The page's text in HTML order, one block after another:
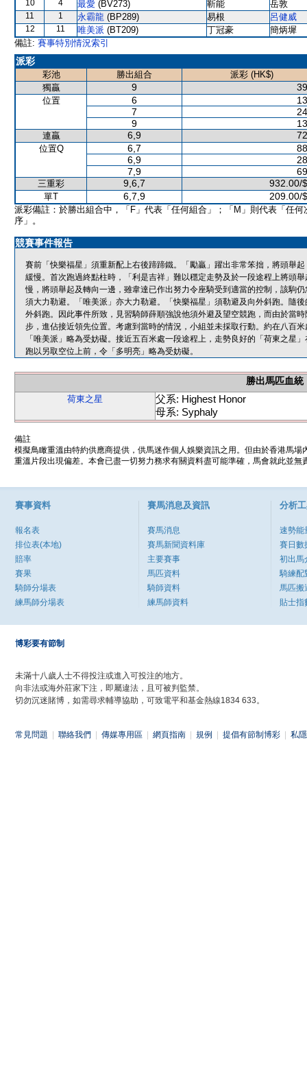
10 4 最愛 (BV273) 靳能 岳敦
11 1 永霸龍 (BP289) 易根 呂健威
12 11 唯美派 (BT209) 丁冠豪
簡炳墀
備註: 賽事特別情況索引
派彩
彩池 勝出組合
派彩 (HK$)
獨贏
9
位置 6
7
9
連贏 6,9
位置Q 6,7
6,9
7,9
三重彩 9,6,7 932.00/
單T 6,7,9 209.00/
派彩備註：於勝出組合中，「F」代表「任何組合」；「M」則代表「任何
序」。
競賽事件報告
賽前「快樂福星」須重新配上右後蹄蹄鐵。「勵贏」躍出非常笨拙，將頭舉
緩慢。首次跑過終點柱時，「利是吉祥」難以穩定走勢及於一段途程上將頭
慢，將頭舉起及轉向一邊，雖韋達已作出努力令座騎受到適當的控制，該駒
須大力勒避。「唯美派」亦大力勒避。「快樂福星」須勒避及向外斜跑。隨
外斜跑。因此事件所致，見習騎師薛順強說他須外避及望空競跑，而由於當
步，進佔接近領先位置。考慮到當時的情況，小組並未採取行動。約在八百
「唯美派」略為受妨礙。接近五百米處一段途程上，走勢良好的「荷東之星
跑以另取空位上前，令「多明亮」略為受妨礙。
勝出馬匹血統
荷東之星
父系: Highest Honor
母系: Syphaly
備註
模擬鳥瞰重溫由特約供應商提供，供馬迷作個人娛樂資訊之用。但由於香港馬
重溫片段出現偏差。本會已盡一切努力務求有關資料盡可能準確，馬會就此並
賽事資料
報名表
排位表(本地)
賠率
賽果
騎師分場表
練馬師分場表
賽馬消息及資訊
賽馬消息
賽馬新聞資料庫
主要賽事
馬匹資料
騎師資料
練馬師資料
分析
速勢能
賽日數
初出馬
騎練配
馬匹搬
貼士指
博彩要有節制
未滿十八歲人士不得投注或進入可投注的地方。
向非法或海外莊家下注，即屬違法，且可被判監禁。
切勿沉迷賭博，如需尋求輔導協助，可致電平和基金熱線1834 633。
常見問題 聯絡我們 傳媒專用區 網頁指南 規例 提倡有節制博彩 私